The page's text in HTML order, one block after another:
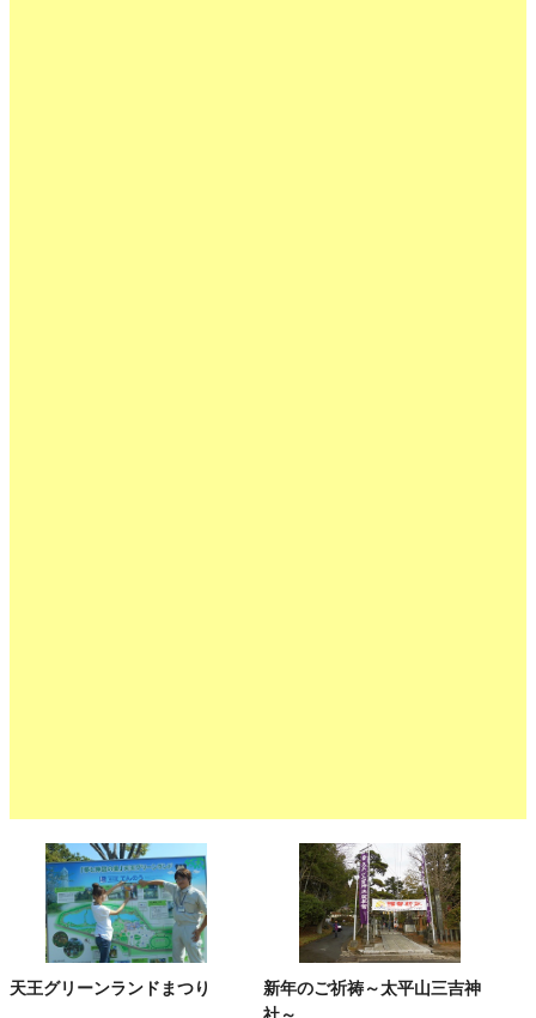
天王グリーンランドまつり
新年のご祈祷～太平山三吉神